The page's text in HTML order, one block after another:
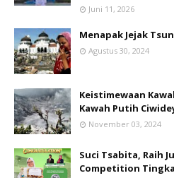
Juni 11, 2026
Menapak Jejak
Agustus 30, 2024
Keistimewaan
Kawah Putih
November 03, 2024
Suci Tsabita, Raih
Competition